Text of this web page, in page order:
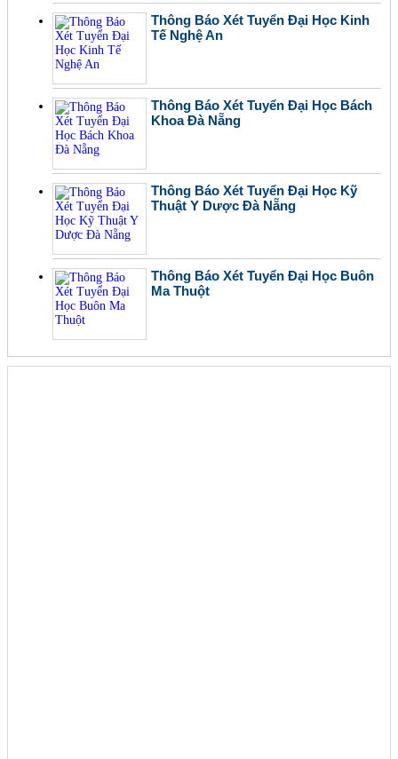
Thông Báo Xét Tuyển Đại Học Kinh
Tế Nghệ An
Thông Báo Xét Tuyển Đại Học Bách
Khoa Đà Nẵng
Thông Báo Xét Tuyển Đại Học Kỹ
Thuật Y Dược Đà Nẵng
Thông Báo Xét Tuyển Đại Học Buôn
Ma Thuột